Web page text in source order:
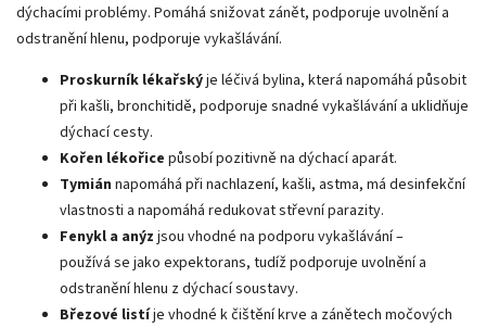
dýchacími problémy. Pomáhá snižovat zánět, podporuje uvolnění a
odstranění hlenu, podporuje vykašlávání.
Proskurník lékařskýje léčivá bylina, která napomáhá působit
při kašli, bronchitidě, podporuje snadné vykašlávání a uklidňuje
dýchací cesty.
Kořen lékořice působí pozitivně na dýchací aparát.
Tymián napomáhá při nachlazení, kašli, astma, má desinfekční
vlastnosti a napomáhá redukovat střevní parazity.
Fenykl a anýz jsou vhodné na podporu vykašlávání –
používá se jako expektorans, tudíž podporuje uvolnění a
odstranění hlenu z dýchací soustavy.
Březové listíje vhodné k čištění krve a zánětech močových